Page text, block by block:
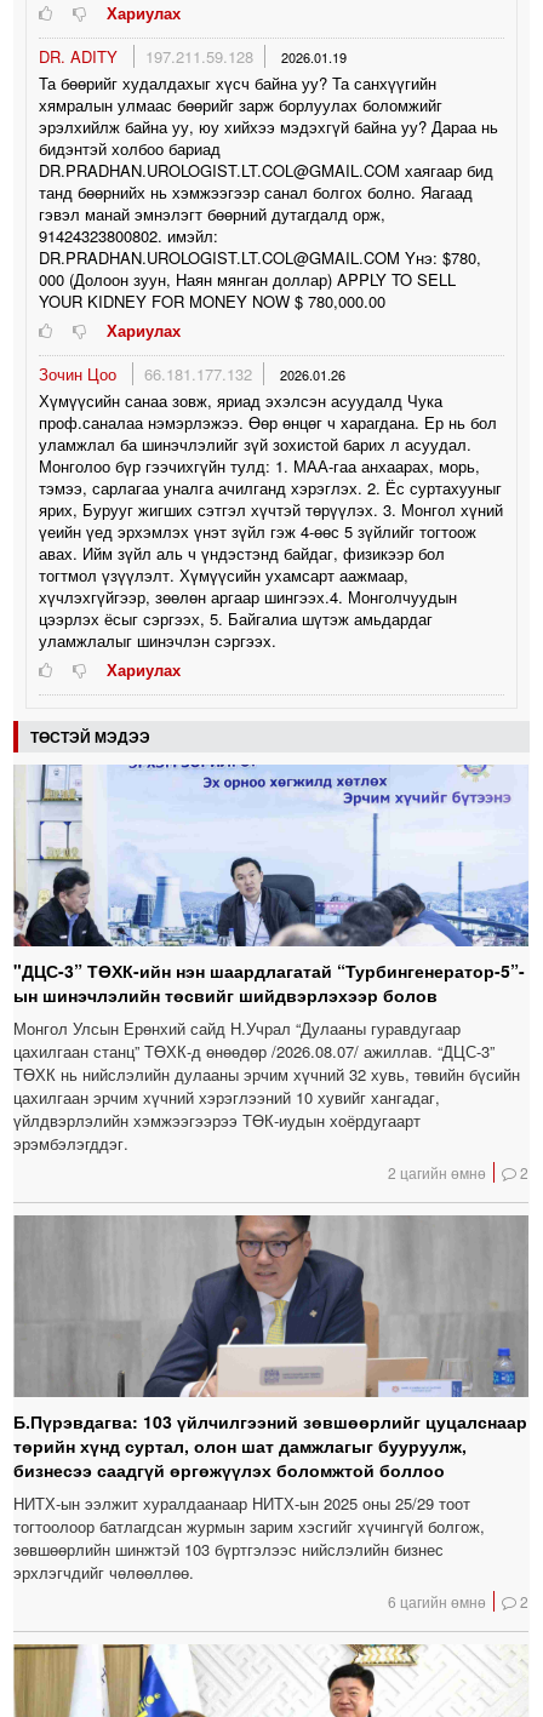
Хариулах
DR. ADITY
197.211.59.128 2026.01.19
Та бөөрийг худалдахыг хүсч байна уу? Та санхүүгийн
хямралын улмаас бөөрийг зарж борлуулах боломжийг
эрэлхийлж байна уу, юу хийхээ мэдэхгүй байна уу? Дараа нь
бидэнтэй холбоо бариад
DR.PRADHAN.UROLOGIST.LT.COL@GMAIL.COM хаягаар бид
танд бөөрнийх нь хэмжээгээр санал болгох болно. Яагаад
гэвэл манай эмнэлэгт бөөрний дутагдалд орж,
91424323800802. имэйл:
DR.PRADHAN.UROLOGIST.LT.COL@GMAIL.COM Yнэ: $780,
000 (Долоон зуун, Наян мянган доллар) APPLY TO SELL
YOUR KIDNEY FOR MONEY NOW $ 780,000.00
Хариулах
Зочин Цоо
66.181.177.132 2026.01.26
Хүмүүсийн санаа зовж, яриад эхэлсэн асуудалд Чука
проф.саналаа нэмэрлэжээ. Өөр өнцөг ч харагдана. Ер нь бол
уламжлал ба шинэчлэлийг зүй зохистой барих л асуудал.
Монголоо бүр гээчихгүйн тулд: 1. МАА-гаа анхаарах, морь,
тэмээ, сарлагаа уналга ачилганд хэрэглэх. 2. Ёс суртахууныг
ярих, Бурууг жигших сэтгэл хүчтэй төрүүлэх. 3. Монгол хүний
үеийн үед эрхэмлэх үнэт зүйл гэж 4-өөс 5 зүйлийг тогтоож
авах. Ийм зүйл аль ч үндэстэнд байдаг, физикээр бол
тогтмол үзүүлэлт. Хүмүүсийн ухамсарт аажмаар,
хүчлэхгүйгээр, зөөлөн аргаар шингээх.4. Монголчуудын
цээрлэх ёсыг сэргээх, 5. Байгалиа шүтэж амьдардаг
уламжлалыг шинэчлэн сэргээх.
Хариулах
ТӨСТЭЙ МЭДЭЭ
"ДЦС-3” ТӨХК-ийн нэн шаардлагатай “Турбингенератор-5”-
ын шинэчлэлийн төсвийг шийдвэрлэхээр болов
Монгол Улсын Ерөнхий сайд Н.Учрал “Дулааны гуравдугаар
цахилгаан станц” ТӨХК-д өнөөдөр /2026.08.07/ ажиллав. “ДЦС-3”
ТӨХК нь нийслэлийн дулааны эрчим хүчний 32 хувь, төвийн бүсийн
цахилгаан эрчим хүчний хэрэглээний 10 хувийг хангадаг,
үйлдвэрлэлийн хэмжээгээрээ ТӨК-иудын хоёрдугаарт
эрэмбэлэгддэг.
2 цагийн өмнө 2
Б.Пүрэвдагва: 103 үйлчилгээний зөвшөөрлийг цуцалснаар
төрийн хүнд суртал, олон шат дамжлагыг бууруулж,
бизнесээ саадгүй өргөжүүлэх боломжтой боллоо
НИТХ-ын ээлжит хуралдаанаар НИТХ-ын 2025 оны 25/29 тоот
тогтоолоор батлагдсан журмын зарим хэсгийг хүчингүй болгож,
зөвшөөрлийн шинжтэй 103 бүртгэлээс нийслэлийн бизнес
эрхлэгчдийг чөлөөллөө.
6 цагийн өмнө 2